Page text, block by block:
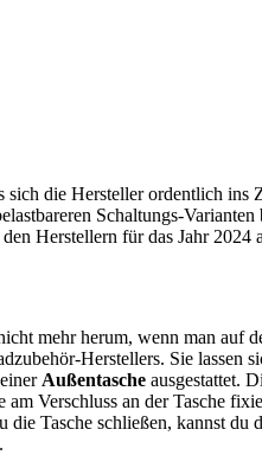
die Hersteller ordentlich ins
Schaltungs-
den Herstellern für das Jahr
mehr herum, wenn man auf
Herstellers. Sie lassen
Außentasche ausgestattet.
Verschluss an der Tasche
die Tasche schließen, kannst du